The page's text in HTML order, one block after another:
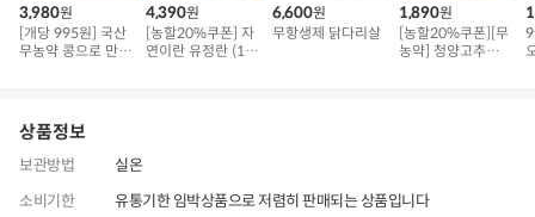
3,980원
[개당 995원] 국산
무농약 콩으로 만든
4,390원
[농할20%쿠폰] 자
연이란 유정란 (10
6,600원
무항생제 닭다리살
1,890원
[농할20%쿠폰][무
농약] 청양고추
상품정보
보관방법
실온
소비기한
유통기한 임박상품으로 저렴히 판매되는 상품입니다